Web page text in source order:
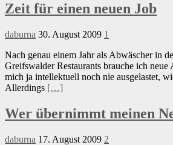
Zeit für einen neuen Job
daburna 30. August 2009 1
Nach genau einem Jahr als Abwäscher in
Greifswalder Restaurants brauche ich neue
mich ja intellektuell noch nie ausgelastet,
Allerdings […]
Wer übernimmt meinen
daburna 17. August 2009 2